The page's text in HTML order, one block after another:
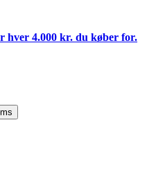
hver 4.000 kr. du køber for.